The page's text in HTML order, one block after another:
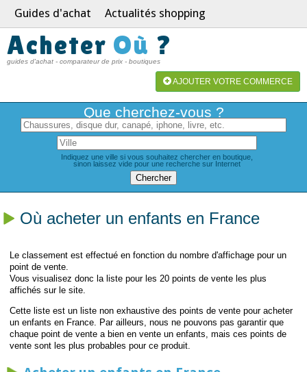
Guides d'achat Actualités shopping
Acheter Où ?
guides d'achat - comparateur de prix - boutiques
AJOUTER VOTRE COMMERCE
Que cherchez-vous ?
Indiquez une ville si vous souhaitez chercher en boutique,
sinon laissez vide pour une recherche sur Internet
Où acheter un enfants en France
Le classement est effectué en fonction du nombre d'affichage pour un
point de vente.
Vous visualisez donc la liste pour les 20 points de vente les plus
affichés sur le site.
Cette liste est un liste non exhaustive des points de vente pour acheter
un enfants en France. Par ailleurs, nous ne pouvons pas garantir que
chaque point de vente a bien en vente un enfants, mais ces points de
vente sont les plus probables pour ce produit.